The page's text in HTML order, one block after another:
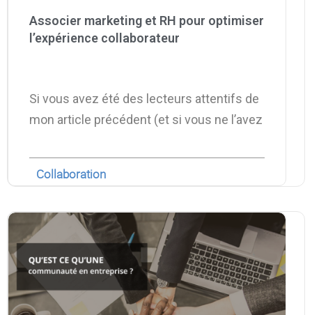
Associer marketing et RH pour optimiser
l’expérience collaborateur
Si vous avez été des lecteurs attentifs de
mon article précédent (et si vous ne l’avez
Collaboration